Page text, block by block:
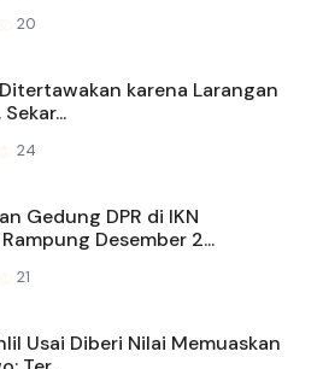
20
karena Larangan
24
Gedung DPR di IKN
Desember 2...
21
Usai Diberi Nilai Memuaskan